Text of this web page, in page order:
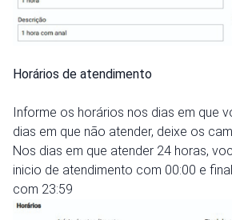
Horários de atendimento
Informe os horários nos dias em que
dias em que não atender, deixe os
Nos dias em que atender 24 horas,
inicio de atendimento com 00:00 e
com 23:59